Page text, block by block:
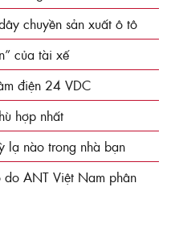
chuyền sản xuất ô tô
của tài xế
điện 24 VDC
hợp nhất
lạ nào trong nhà bạn
ANT Việt Nam phân